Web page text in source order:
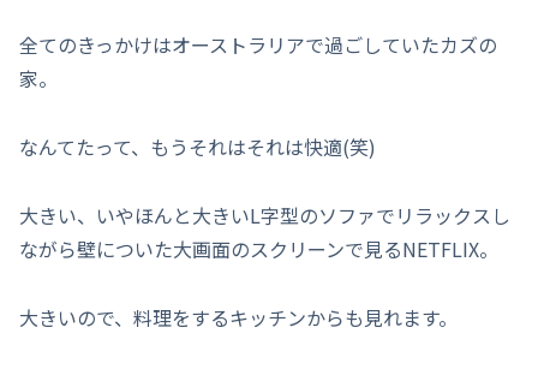
全てのきっかけはオーストラリアで過ごしていたカズの
家。
なんてたって、もうそれはそれは快適(笑)
大きい、いやほんと大きいL字型のソファでリラックスし
ながら壁についた大画面のスクリーンで見るNETFLIX。
大きいので、料理をするキッチンからも見れます。